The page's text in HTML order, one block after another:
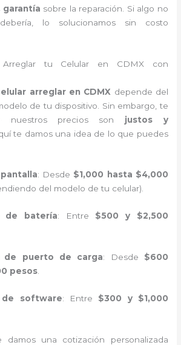
garantía sobre la reparación. Si algo no
lo solucionamos sin costo
Arreglar tu Celular en CDMX con
arreglar en CDMX depende del
de tu dispositivo. Sin embargo, te
nuestros precios son justos y
te damos una idea de lo que puedes
: Desde $1,000 hasta $4,000
del modelo de tu celular).
de batería: Entre $500 y $2,500
de puerto de carga: Desde $600
pesos
de software: Entre $300 y $1,000
damos una cotización personalizada